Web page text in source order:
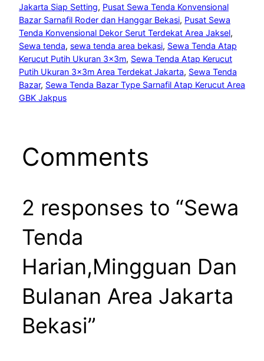
Jakarta Siap Setting, Pusat Sewa Tenda Konvensional
Bazar Sarnafil Roder dan Hanggar Bekasi, Pusat Sewa
Tenda Konvensional Dekor Serut Terdekat Area Jaksel
Sewa tenda, sewa tenda area bekasi, Sewa Tenda Atap
Kerucut Putih Ukuran 3x3m, Sewa Tenda Atap Kerucut
Putih Ukuran 3x3m Area Terdekat Jakarta, Sewa Tenda
Bazar, Sewa Tenda Bazar Type Sarnafil Atap Kerucut Area
GBK Jakpus
Comments
2 responses to “Sewa
Tenda
Harian,Mingguan Dan
Bulanan Area Jakarta
Bekasi”